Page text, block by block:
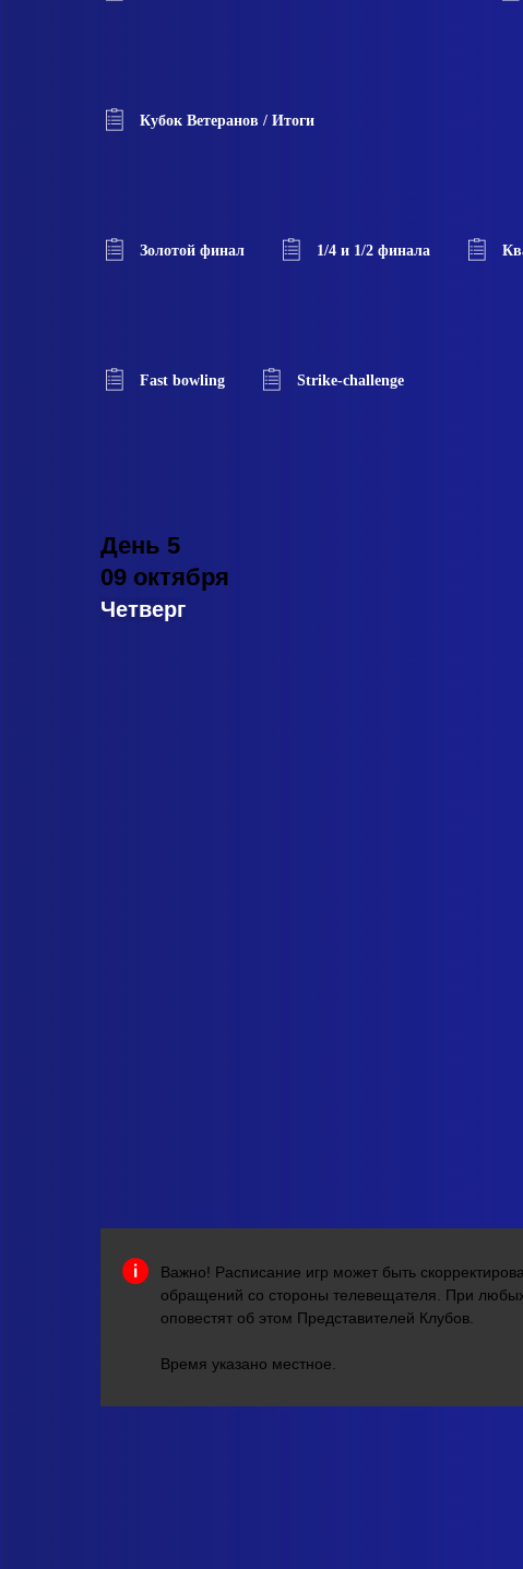
Кубок Ветеранов / Итоги
Золотой финал 1/4 и 1/2 финала
Fast bowling Strike-challenge
День 5
09 октября
Четверг
Важно! Расписание игр может быть
обращений со стороны телевещателя. При
оповестят об этом Представителей Клубов.
Время указано местное.